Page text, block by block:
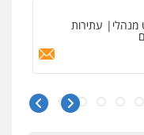
עתירות
לעורך דין